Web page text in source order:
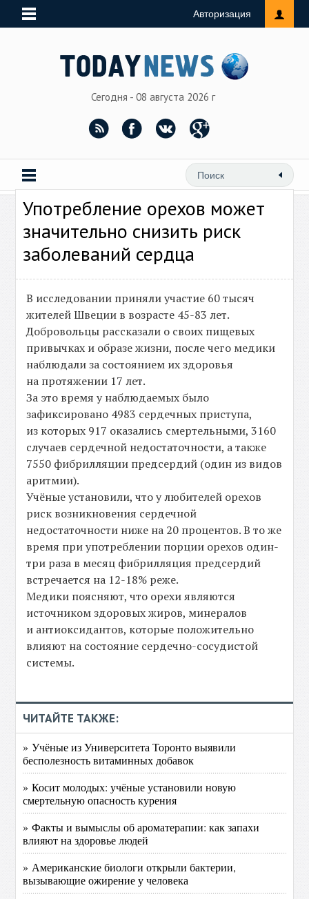
Авторизация
Сегодня - 08 августа 2026 г
Употребление орехов может
значительно снизить риск
заболеваний сердца
В исследовании приняли участие 60 тысяч
жителей Швеции в возрасте 45-83 лет.
Добровольцы рассказали о своих пищевых
привычках и образе жизни, после чего медики
наблюдали за состоянием их здоровья
на протяжении 17 лет.
За это время у наблюдаемых было
зафиксировано 4983 сердечных приступа,
из которых 917 оказались смертельными, 3160
случаев сердечной недостаточности, а также
7550 фибрилляции предсердий (один из видов
аритмии).
Учёные установили, что у любителей орехов
риск возникновения сердечной
недостаточности ниже на 20 процентов. В то же
время при употреблении порции орехов один-
три раза в месяц фибрилляция предсердий
встречается на 12-18% реже.
Медики поясняют, что орехи являются
источником здоровых жиров, минералов
и антиоксидантов, которые положительно
влияют на состояние сердечно-сосудистой
системы.
ЧИТАЙТЕ ТАКЖЕ:
» Учёные из Университета Торонто выявили
бесполезность витаминных добавок
» Косит молодых: учёные установили новую
смертельную опасность курения
» Факты и вымыслы об ароматерапии: как запахи
влияют на здоровье людей
» Американские биологи открыли бактерии,
вызывающие ожирение у человека